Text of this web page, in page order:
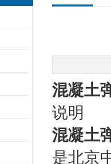
混凝土
说明
混凝土
是北京